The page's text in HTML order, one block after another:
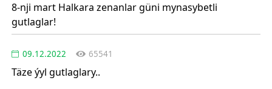
8-nji mart Halkara zenanlar güni mynasybetli
gutlaglar!
09.12.2022 65541
Täze ýyl gutlaglary..